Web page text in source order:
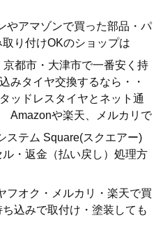
やアマゾンで買った部品・パ
り付けOKのショップは
京都市・大津市で一番安く持
みタイヤ交換するなら・・
ッドレスタイヤとネット通
Amazonや楽天、メルカリで
ステム Square(スクエアー)
・返金（払い戻し）処理方
フオク・メルカリ・楽天で買
込みで取付け・塗装しても